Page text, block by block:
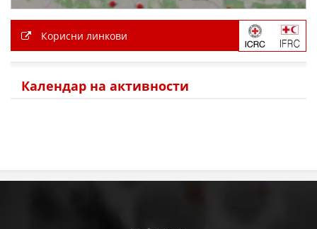
Корисни линкови
Календар на активности